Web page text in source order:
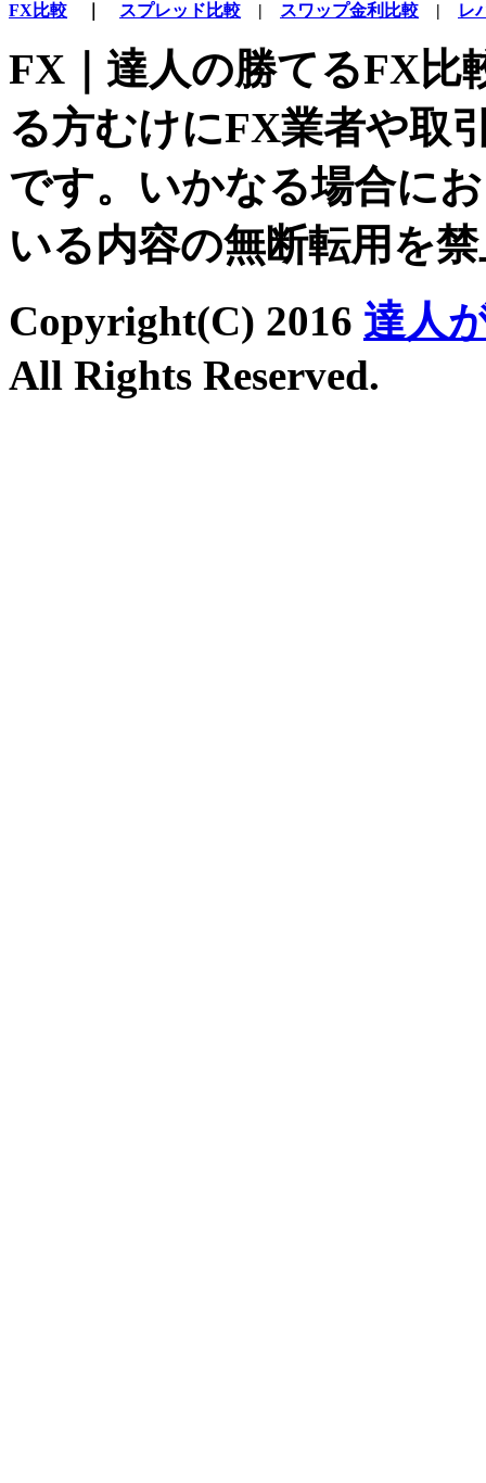
FX比較 スプレッド比較 | スワップ金利比較 | レ
FX｜達人の勝てるFX比
る方むけにFX業者や取
です。いかなる場合に
いる内容の無断転用を
Copyright(C) 2016 達人
All Rights Reserved.